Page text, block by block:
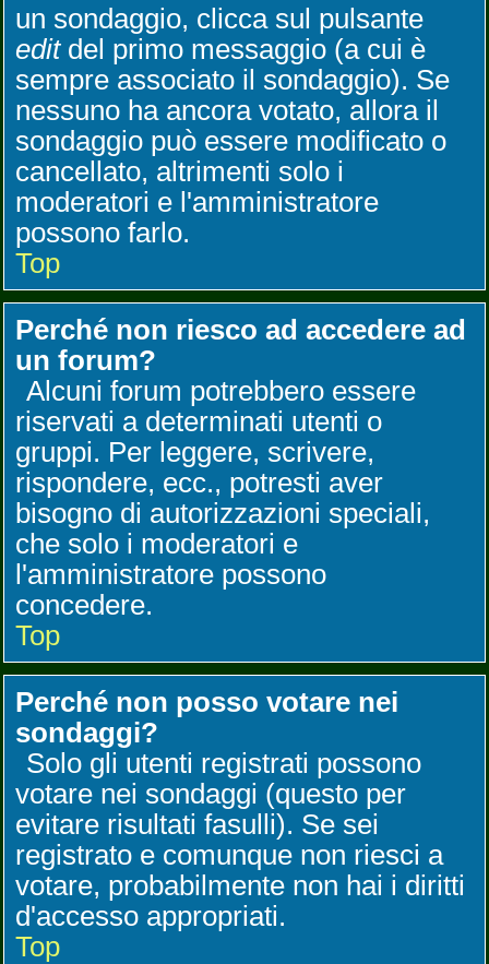
un sondaggio, clicca sul pulsante
editdel primo messaggio (a cui è
sempre associato il sondaggio). Se
nessuno ha ancora votato, allora il
sondaggio può essere modificato o
cancellato, altrimenti solo i
moderatori e l'amministratore
possono farlo.
Top
Perché non riesco ad accedere ad
un forum?
Alcuni forum potrebbero essere
riservati a determinati utenti o
gruppi. Per leggere, scrivere,
rispondere, ecc., potresti aver
bisogno di autorizzazioni speciali,
che solo i moderatori e
l'amministratore possono
concedere.
Top
Perché non posso votare nei
sondaggi?
Solo gli utenti registrati possono
votare nei sondaggi (questo per
evitare risultati fasulli). Se sei
registrato e comunque non riesci a
votare, probabilmente non hai i diritti
d'accesso appropriati.
Top